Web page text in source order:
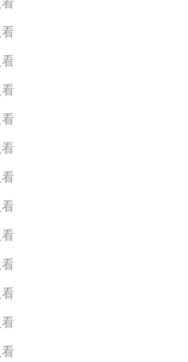
看
看
看
看
看
看
看
看
看
看
看
看
看